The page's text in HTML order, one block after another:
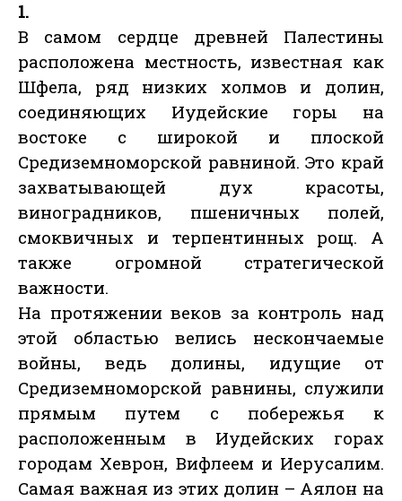
1.
В самом сердце древней Палестины
расположена местность, известная как
Шфела, ряд низких холмов и долин,
соединяющих Иудейские горы на
востоке с широкой и плоской
Средиземноморской равниной. Это край
захватывающей дух красоты,
виноградников, пшеничных полей,
смоквичных и терпентинных рощ. А
также огромной стратегической
важности.
На протяжении веков за контроль над
этой областью велись нескончаемые
войны, ведь долины, идущие от
Средиземноморской равнины, служили
прямым путем с побережья к
расположенным в Иудейских горах
городам Хеврон, Вифлеем и Иерусалим.
Самая важная из этих долин – Аялон на